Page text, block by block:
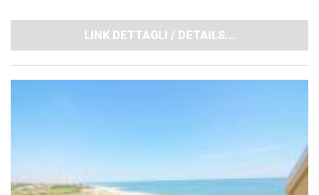
LINK DETTAGLI / DETAILS...